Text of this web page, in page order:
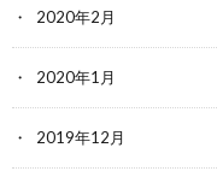
2020年2月
2020年1月
2019年12月